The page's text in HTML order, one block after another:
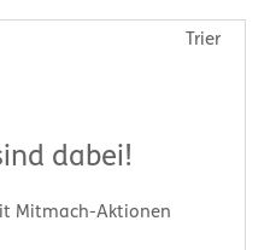
Trier
dabei!
Mitmach-Aktionen